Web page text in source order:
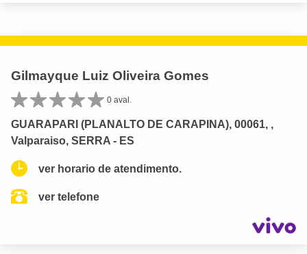
Gilmayque Luiz Oliveira Gomes
0 aval.
GUARAPARI (PLANALTO DE CARAPINA), 00061, ,
Valparaiso, SERRA - ES
ver horario de atendimento.
ver telefone